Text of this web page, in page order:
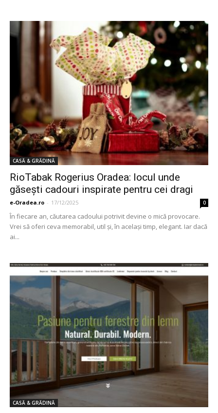
CASĂ & GRĂDINĂ
RioTabak Rogerius Oradea: locul unde
găsești cadouri inspirate pentru cei dragi
e-Oradea.ro - 17/12/2025 0
În fiecare an, căutarea cadoului potrivit devine o mică provocare.
Vrei să oferi ceva memorabil, util și, în același timp, elegant. Iar dacă
ai...
CASĂ & GRĂDINĂ